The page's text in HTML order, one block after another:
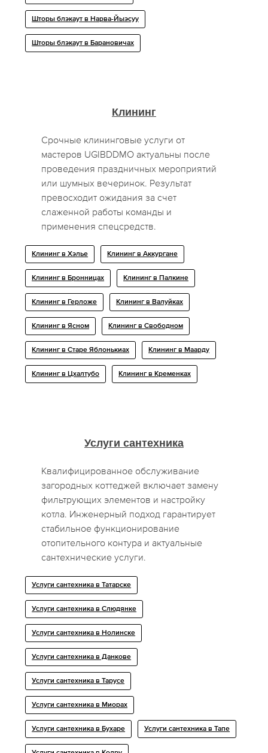
Шторы блэкаут в Нарва-Йыэсуу
Шторы блэкаут в Барановичах
Клининг
Срочные клининговые услуги от
мастеров UGIBDDMO актуальны после
проведения праздничных мероприятий
или шумных вечеринок. Результат
превосходит ожидания за счет
слаженной работы команды и
применения спецсредств.
Клининг в Хэлье Клининг в Аккургане
Клининг в Бронницах Клининг в Палкине
Клининг в Герложе Клининг в Валуйках
Клининг в Ясном Клининг в Свободном
Клининг в Старе Яблонькиах Клининг в Маарду
Клининг в Цхалтубо Клининг в Кременках
Услуги сантехника
Квалифицированное обслуживание
загородных коттеджей включает замену
фильтрующих элементов и настройку
котла. Инженерный подход гарантирует
стабильное функционирование
отопительного контура и актуальные
сантехнические услуги.
Услуги сантехника в Татарске
Услуги сантехника в Слюдянке
Услуги сантехника в Нолинске
Услуги сантехника в Данкове
Услуги сантехника в Тарусе
Услуги сантехника в Миорах
Услуги сантехника в Бухаре Услуги сантехника в Тапе